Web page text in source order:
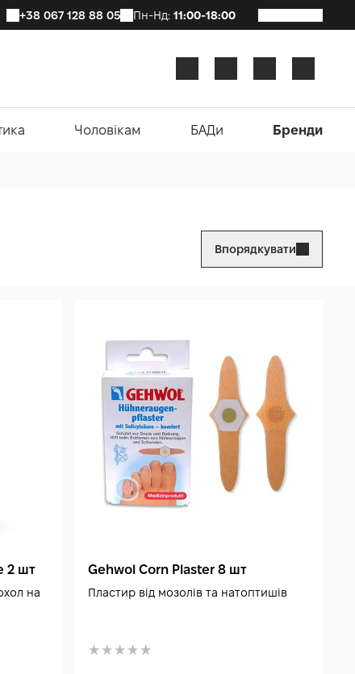
+38 067 128 88 05 Пн-Нд: 11:00-18:00
Чоловікам БАДи Бренди
Впорядкувати
2 шт
на
Gehwol Corn Plaster 8 шт
Пластир від мозолів та натоптишів